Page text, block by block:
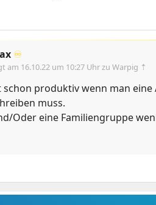
♾️
am 16.10.22 um 10:27 Uhrzu Warpig ⇡
schon produktiv wenn man
muss.
Oder eine Familiengruppe